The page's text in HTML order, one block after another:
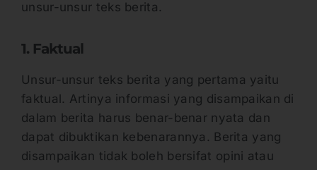
unsur-unsur teks berita.
1. Faktual
Unsur-unsur teks berita yang pertama yaitu
faktual. Artinya informasi yang disampaikan di
dalam berita harus benar-benar nyata dan
dapat dibuktikan kebenarannya. Berita yang
disampaikan tidak boleh bersifat opini atau